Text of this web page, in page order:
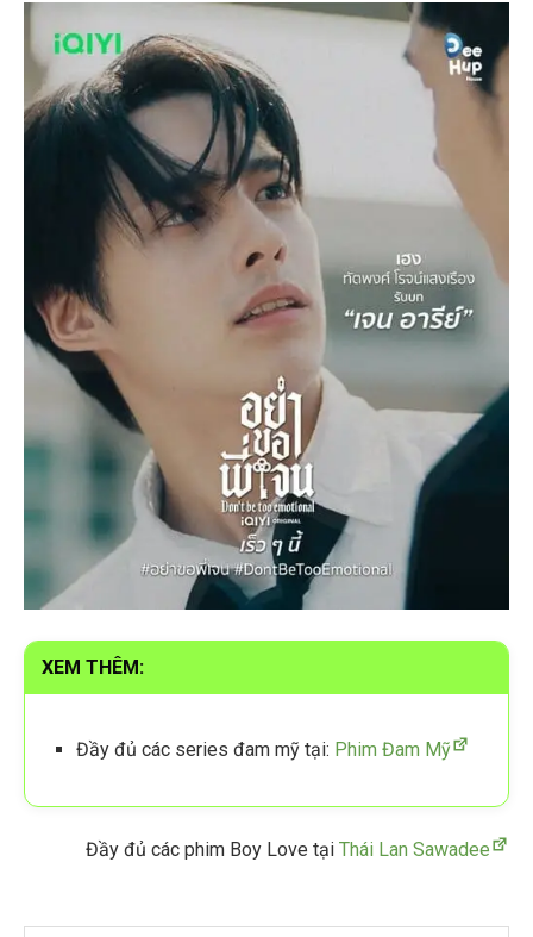
XEM THÊM:
Đầy đủ các series đam mỹ tại: Phim Đam Mỹ
Đầy đủ các phim Boy Love tại Thái Lan Sawadee